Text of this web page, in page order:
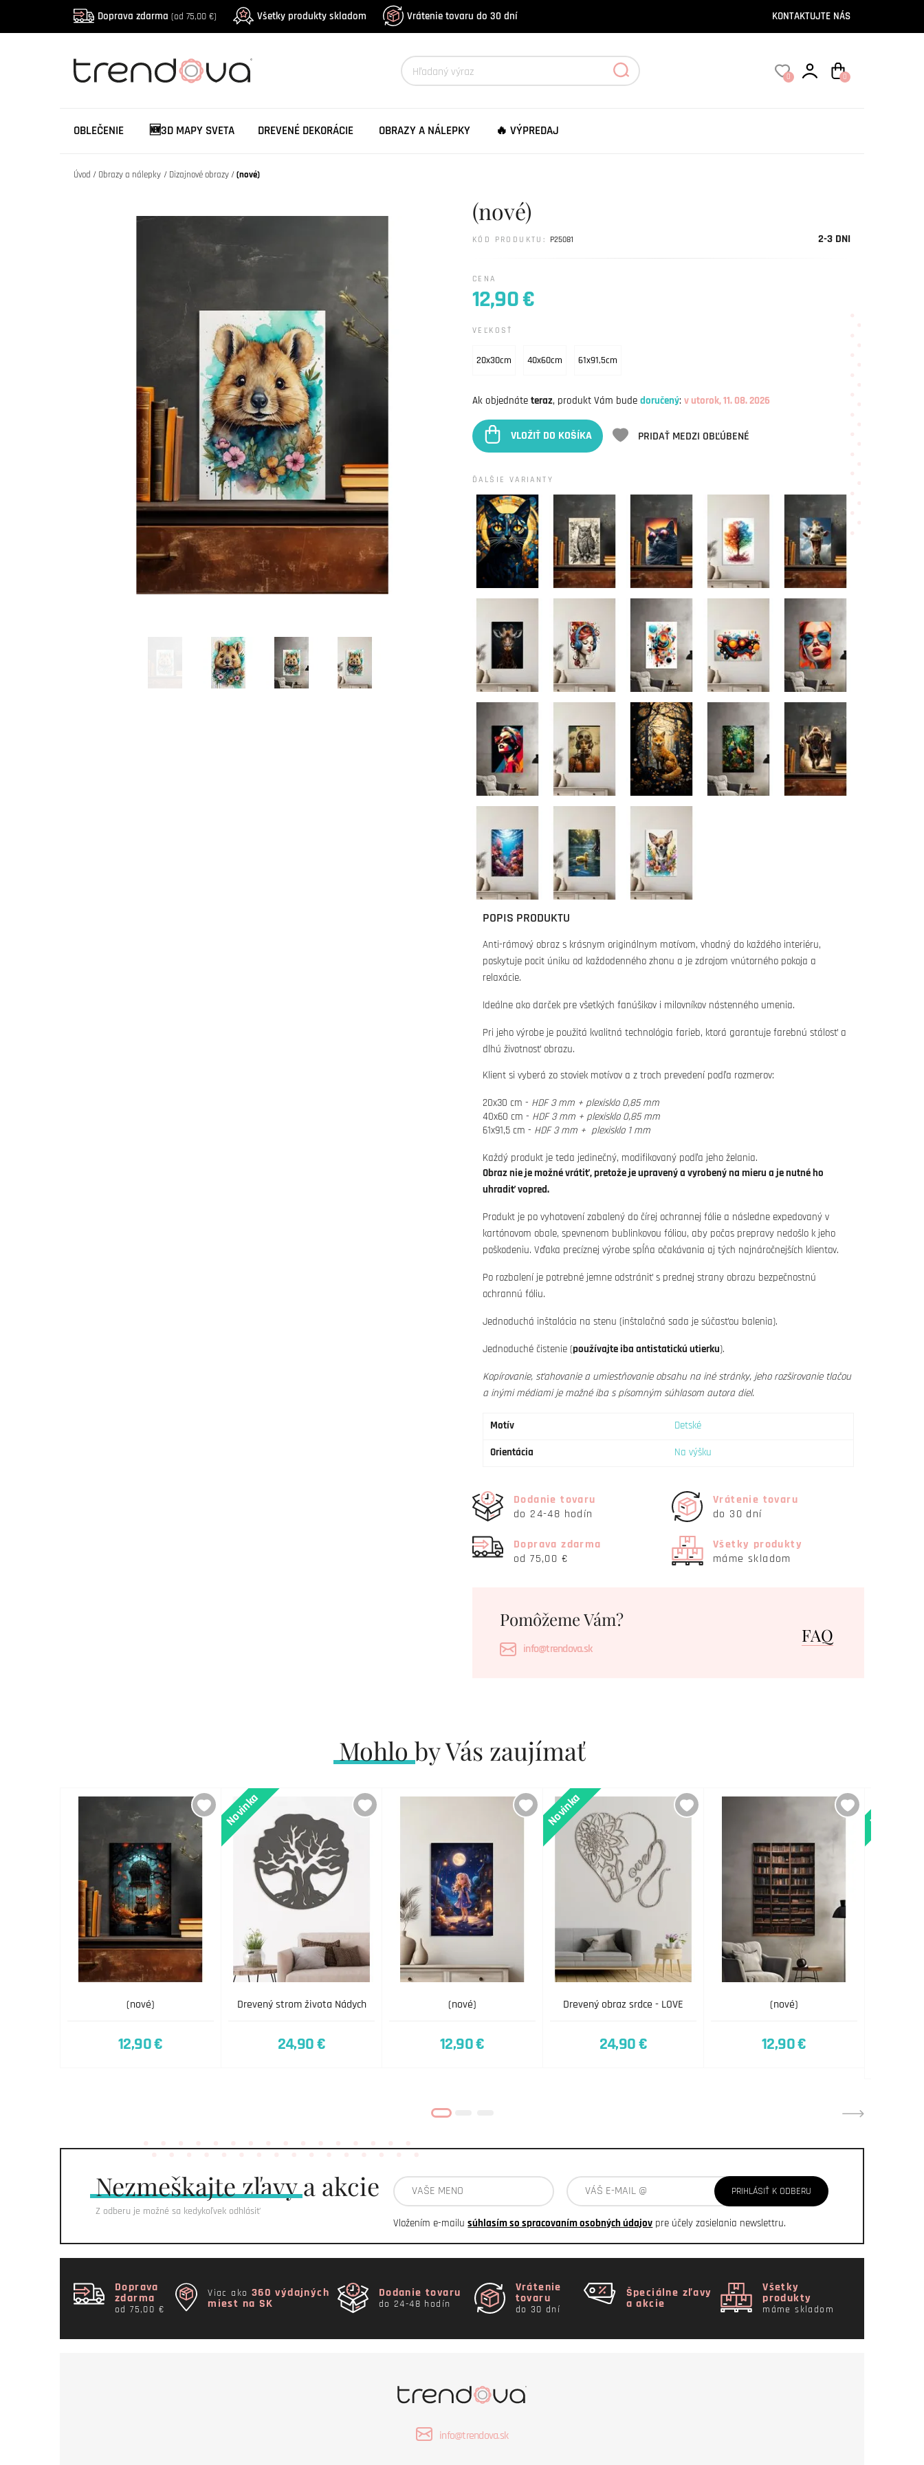
Doprava zdarma (od 75,00 €) Všetky produkty skladom Vrátenie tovaru do 30 dní KONTAKTUJTE NÁS
0 0
OBLEČENIE 🆕3D MAPY SVETA DREVENÉ DEKORÁCIE OBRAZY A NÁLEPKY 🔥 VÝPREDAJ
Úvod Obrazy a nálepky Dizajnové obrazy (nové)
(nové)
2-3 DNI
KÓD PRODUKTU: P25081
CENA
12,90 €
VEĽKOSŤ
20x30cm 40x60cm 61x91,5cm
Ak objednáte teraz, produkt Vám bude doručený: v utorok, 11. 08. 2026
VLOŽIŤ DO KOŠÍKA PRIDAŤ MEDZI OBĽÚBENÉ
ĎALŠIE VARIANTY
POPIS PRODUKTU
Anti-rámový obraz s krásnym originálnym motívom, vhodný do každého interiéru,
poskytuje pocit úniku od každodenného zhonu a je zdrojom vnútorného pokoja a
relaxácie.
Ideálne ako darček pre všetkých fanúšikov i milovníkov nástenného umenia.
Pri jeho výrobe je použitá kvalitná technológia farieb, ktorá garantuje farebnú stálosť a
dlhú životnosť obrazu.
Klient si vyberá zo stoviek motívov a z troch prevedení podľa rozmerov:
20x30 cm - HDF 3 mm + plexisklo 0,85 mm
40x60 cm - HDF 3 mm + plexisklo 0,85 mm
61x91,5 cm - HDF 3 mm + plexisklo 1 mm
Každý produkt je teda jedinečný, modifikovaný podľa jeho želania.
Obraz nie je možné vrátiť, pretože je upravený a vyrobený na mieru a je nutné ho
uhradiť vopred.
Produkt je po vyhotovení zabalený do čírej ochrannej fólie a následne expedovaný v
kartónovom obale, spevnenom bublinkovou fóliou, aby počas prepravy nedošlo k jeho
poškodeniu. Vďaka precíznej výrobe spĺňa očakávania aj tých najnáročnejších klientov.
Po rozbalení je potrebné jemne odstrániť s prednej strany obrazu bezpečnostnú
ochrannú fóliu.
Jednoduchá inštalácia na stenu (inštalačná sada je súčasťou balenia).
Jednoduché čistenie (používajte iba antistatickú utierku).
Kopírovanie, sťahovanie a umiestňovanie obsahu na iné stránky, jeho rozširovanie tlačou
a inými médiami je možné iba s písomným súhlasom autora diel.
Motív Detské
Orientácia Na výšku
Dodanie tovaru
do 24-48 hodín
Vrátenie tovaru
do 30 dní
Doprava zdarma
od 75,00 €
Všetky produkty
máme skladom
Pomôžeme Vám?
info@trendova.sk
FAQ
Mohlo by Vás zaujímať
(nové)
12,90 €
Drevený strom života Nádych
Novinka
24,90 €
(nové)
12,90 €
Drevený obraz srdce - LOVE
Novinka
24,90 €
(nové)
12,90 €
Novinka
Nezmeškajtezľavy a akcie
Z odberu je možné sa kedykoľvek odhlásiť
PRIHLÁSIŤ K ODBERU
Vložením e-mailusúhlasím so spracovaním osobných údajov pre účely zasielania newslettru.
Doprava
zdarma
od 75,00 €
Viac ako 360 výdajných
miest na SK
Dodanie tovaru
do 24-48 hodín
Vrátenie
tovaru
do 30 dní
Špeciálne zľavy
a akcie
Všetky
produkty
máme skladom
info@trendova.sk